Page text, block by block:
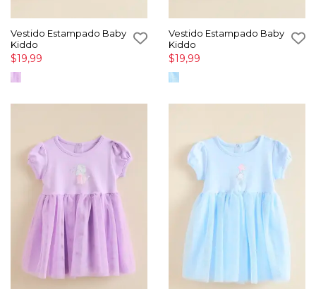
Vestido Estampado Baby
Kiddo
$19,99
Vestido Estampado Baby
Kiddo
$19,99